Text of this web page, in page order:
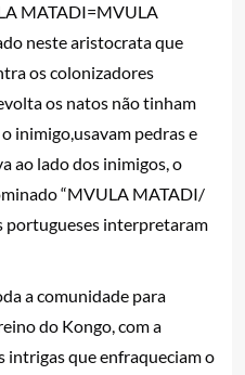
MATADI=MVULA
neste aristocrata que
os colonizadores
os natos não tinham
inimigo,usavam pedras e
ao lado dos inimigos, o
“MVULA MATADI/
portugueses interpretaram
a comunidade para
do Kongo, com a
intrigas que enfraqueciam o